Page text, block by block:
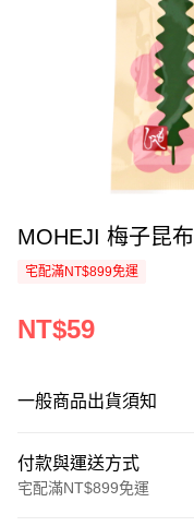
MOHEJI 梅子昆
宅配滿NT$899免運
NT$59
一般商品出貨須知
付款與運送方式
宅配滿NT$899免運